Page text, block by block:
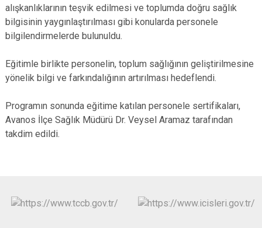
alışkanlıklarının teşvik edilmesi ve toplumda doğru sağlık
bilgisinin yaygınlaştırılması gibi konularda personele
bilgilendirmelerde bulunuldu.
Eğitimle birlikte personelin, toplum sağlığının geliştirilmesine
yönelik bilgi ve farkındalığının artırılması hedeflendi.
Programın sonunda eğitime katılan personele sertifikaları,
Avanos İlçe Sağlık Müdürü Dr. Veysel Aramaz tarafından
takdim edildi.